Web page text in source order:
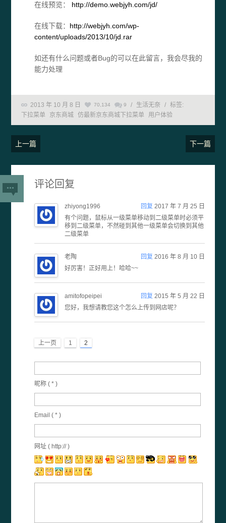
在线预览： http://demo.webjyh.com/jd/
在线下载： http://webjyh.com/wp-
content/uploads/2013/10/jd.rar
如还有什么问题或者Bug的可以在此留言，我会尽我的
能力处理
2013 年 10 月 8 日 70,134 9 / 生活无奈 /
标签:
下拉菜单
京东商城 仿最新京东商城下拉菜单 用户体验
上一篇 下一篇
评论回复
回复 2017 年 7 月 25 日
zhiyong1996
有个问题，鼠标从一级菜单移动到二级菜单时必须平
移到二级菜单，不然碰到其他一级菜单会切换到其他
二级菜单
回复 2016 年 8 月 10 日
老陶
好厉害！正好用上！哈哈~~
回复 2015 年 5 月 22 日
amitofopeipei
您好，我想请教您这个怎么上传到网店呢？
上一页 1 2
昵称 (* )
Email (* )
网址 ( http:// )